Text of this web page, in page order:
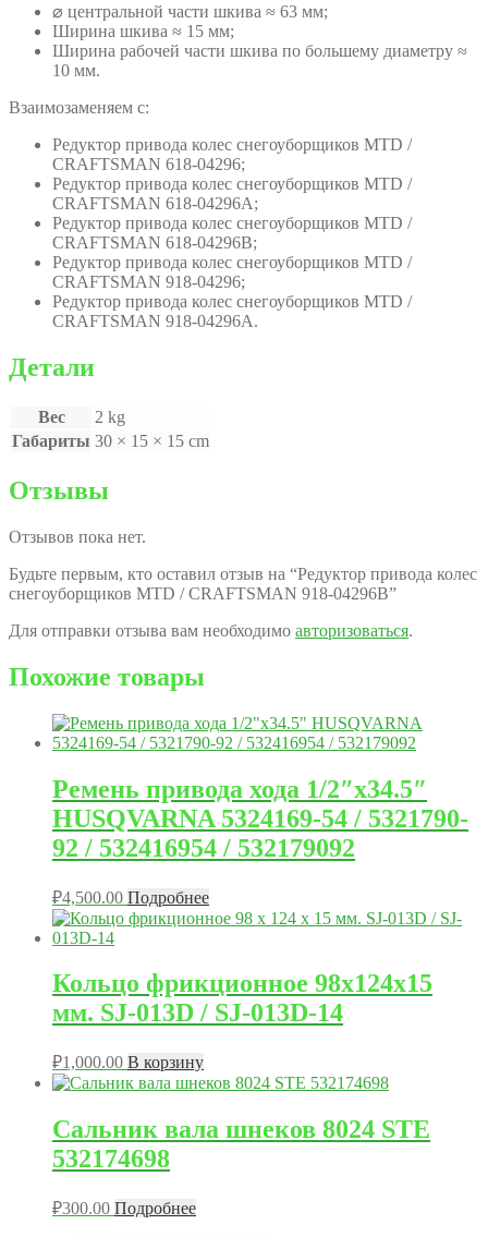
⌀ центральной части шкива ≈ 63 мм;
Ширина шкива ≈ 15 мм;
Ширина рабочей части шкива по большему диаметру ≈
10 мм.
Взаимозаменяем с:
Редуктор привода колес снегоуборщиков MTD /
CRAFTSMAN 618-04296;
Редуктор привода колес снегоуборщиков MTD /
CRAFTSMAN 618-04296A;
Редуктор привода колес снегоуборщиков MTD /
CRAFTSMAN 618-04296B;
Редуктор привода колес снегоуборщиков MTD /
CRAFTSMAN 918-04296;
Редуктор привода колес снегоуборщиков MTD /
CRAFTSMAN 918-04296A.
Детали
Вес
2 kg
Габариты 30 × 15 × 15 cm
Отзывы
Отзывов пока нет.
Будьте первым, кто оставил отзыв на “Редуктор привода колес
снегоуборщиков MTD / CRAFTSMAN 918-04296B”
Для отправки отзыва вам необходимо авторизоваться.
Похожие товары
Ремень привода хода 1/2″x34.5″
HUSQVARNA 5324169-54 / 5321790-
92 / 532416954 / 532179092
₽4,500.00 Подробнее
Кольцо фрикционное 98x124x15
мм. SJ-013D / SJ-013D-14
₽1,000.00 В корзину
Сальник вала шнеков 8024 STE
532174698
₽300.00 Подробнее